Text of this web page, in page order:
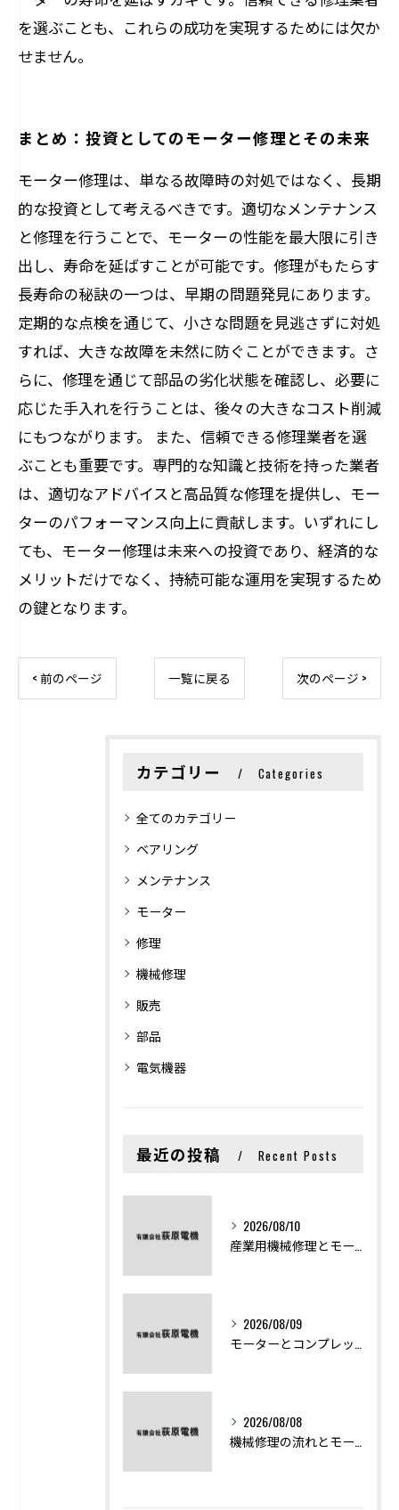
を選ぶことも、これらの成功を実現するためには欠か
せません。
まとめ：投資としてのモーター修理とその未来
モーター修理は、単なる故障時の対処ではなく、長期
的な投資として考えるべきです。適切なメンテナンス
と修理を行うことで、モーターの性能を最大限に引き
出し、寿命を延ばすことが可能です。修理がもたらす
長寿命の秘訣の一つは、早期の問題発見にあります。
定期的な点検を通じて、小さな問題を見逃さずに対処
すれば、大きな故障を未然に防ぐことができます。さ
らに、修理を通じて部品の劣化状態を確認し、必要に
応じた手入れを行うことは、後々の大きなコスト削減
にもつながります。 また、信頼できる修理業者を選
ぶことも重要です。専門的な知識と技術を持った業者
は、適切なアドバイスと高品質な修理を提供し、モー
ターのパフォーマンス向上に貢献します。いずれにし
ても、モーター修理は未来への投資であり、経済的な
メリットだけでなく、持続可能な運用を実現するため
の鍵となります。
< 前のページ 一覧に戻る 次のページ >
カテゴリー Categories
全てのカテゴリー
ベアリング
メンテナンス
モーター
修理
機械修理
販売
部品
電気機器
最近の投稿 Recent Posts
2026/08/10
2026/08/09
2026/08/08